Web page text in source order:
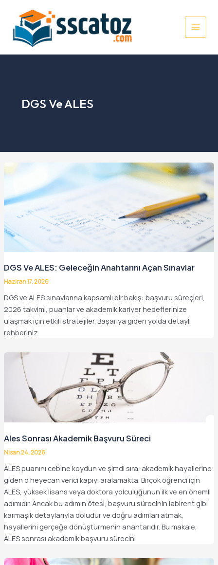
DGS Ve ALES
DGS Ve ALES: Geleceğin Anahtarını Açan Sınavlar
Haziran 17, 2026
DGS ve ALES sınavlarına kapsamlı bir bakış: başvuru süreçleri,
2026 takvimi, puanlar ve akademik kariyer hedeflerinize
ulaşmak için etkili stratejiler. Başarıya giden yolda detaylı
rehberiniz.
Ales Sonrası Akademik Başvuru Süreci
Nisan 24, 2026
ALES puanını cebine koydun ve şimdi sıra, akademik hayallerine
giden o heyecan verici kapıyı aralamakta. Birçok öğrenci için
ALES, yüksek lisans veya doktora yolculuğunun ilk ve en önemli
adımıdır. Ancak bu adımın ötesi, başvuru sürecinin labirent gibi
karmaşık detaylarıyla doludur ve doğru adımları atmak,
hayallerini gerçeğe dönüştürmenin anahtarıdır. Bu makale,
ALES sonrası akademik başvuru sürecini